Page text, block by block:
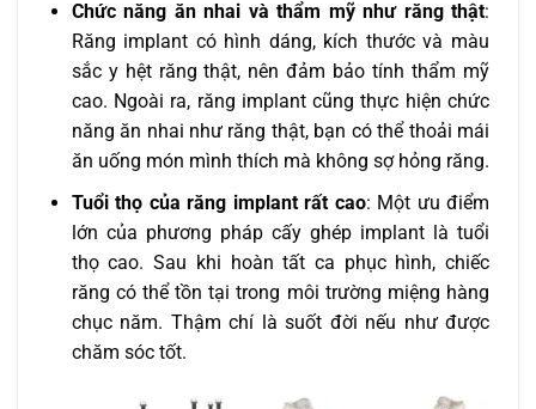
Chức năng ăn nhai và thẩm mỹ như răng thật:
Răng implant có hình dáng, kích thước và màu
sắc y hệt răng thật, nên đảm bảo tính thẩm mỹ
cao. Ngoài ra, răng implant cũng thực hiện chức
năng ăn nhai như răng thật, bạn có thể thoải mái
ăn uống món mình thích mà không sợ hỏng răng.
Tuổi thọ của răng implant rất cao: Một ưu điểm
lớn của phương pháp cấy ghép implant là tuổi
thọ cao. Sau khi hoàn tất ca phục hình, chiếc
răng có thể tồn tại trong môi trường miệng hàng
chục năm. Thậm chí là suốt đời nếu như được
chăm sóc tốt.